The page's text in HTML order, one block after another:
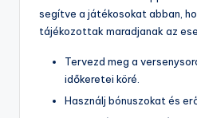
segítve a játékosokat abban,
tájékozottak maradjanak az
Tervezd meg a
időkeretei köré.
Használj bónuszokat és